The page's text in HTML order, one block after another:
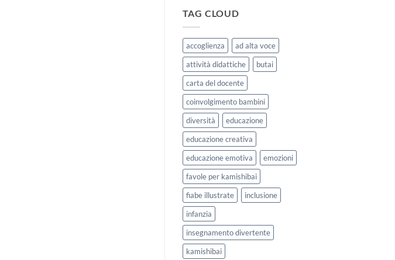
2026
lavorare
sull’accoglienza
a
scuola
TAG CLOUD
accoglienza
ad alta voce
attività didattiche
butai
carta del docente
coinvolgimento bambini
diversità
educazione
educazione creativa
educazione emotiva
emozioni
favole per kamishibai
fiabe illustrate
inclusione
infanzia
insegnamento divertente
kamishibai